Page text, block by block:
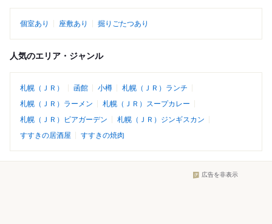
個室あり 座敷あり 掘りごたつあり
人気のエリア・ジャンル
札幌（ＪＲ） 函館 小樽
札幌（ＪＲ）ランチ
札幌（ＪＲ）ラーメン
札幌（ＪＲ）スープカレー
札幌（ＪＲ）ビアガーデン
札幌（ＪＲ）ジンギスカン
すすきの居酒屋
すすきの焼肉
広告を非表示